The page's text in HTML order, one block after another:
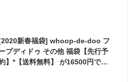
新春福袋] whoop-de-doo フ
プディドゥ その他 福袋【先行予
】*【送料無料】 が16500円で予